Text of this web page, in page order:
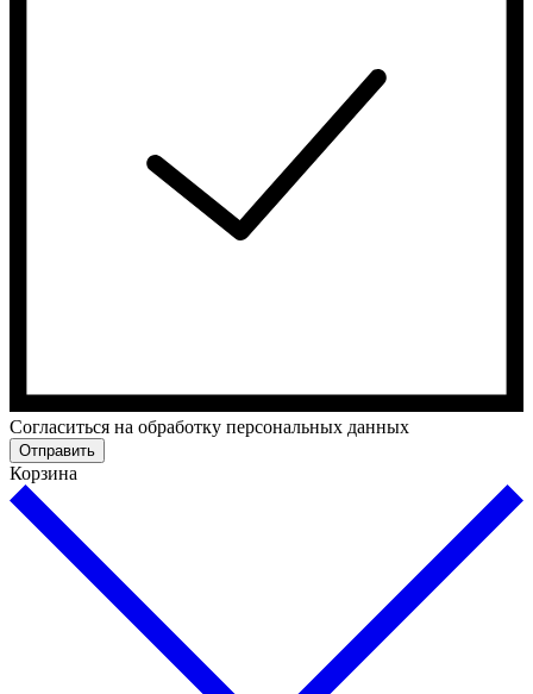
Cогласиться на обработку персональных данных
Отправить
Корзина